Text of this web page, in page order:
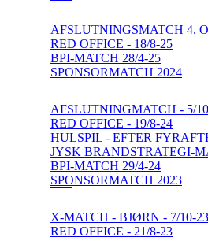
AFSLUTNINGSMATCH 4.
RED OFFICE - 18/8-25
BPI-MATCH 28/4-25
SPONSORMATCH 2024
AFSLUTNINGMATCH - 5/
RED OFFICE - 19/8-24
HULSPIL - EFTER
JYSK BRANDSTRATEGI-
BPI-MATCH 29/4-24
SPONSORMATCH 2023
X-MATCH - BJØRN - 7/10-23
RED OFFICE - 21/8-23